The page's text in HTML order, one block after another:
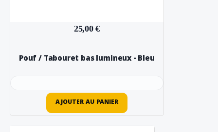
25,00 €
Pouf / Tabouret bas lumineux - Bleu
AJOUTER AU PANIER